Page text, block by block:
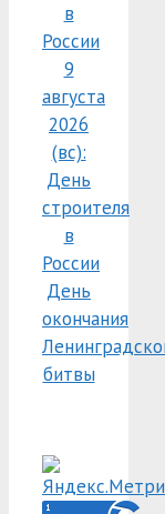
в
России
9
августа
2026
(вс):
День
строителя
в
России
День
окончания
битвы